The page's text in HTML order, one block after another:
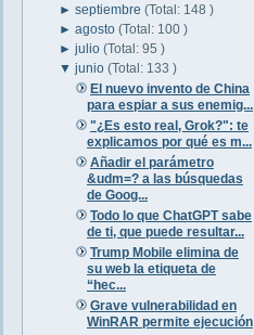
►septiembre(Total: 148 )
►agosto(Total: 100 )
►julio(Total: 95 )
▼junio(Total: 133 )
El nuevo invento de China
para espiar a sus enemig...
"¿Es esto real, Grok?": te
explicamos por qué es m...
Añadir el parámetro
&udm=? a las búsquedas
de Goog...
Todo lo que ChatGPT sabe
de ti, que puede resultar...
Trump Mobile elimina de
su web la etiqueta de
“hec...
Grave vulnerabilidad en
WinRAR permite ejecución